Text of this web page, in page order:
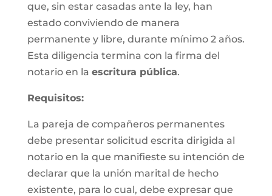
que, sin estar casadas ante la ley, han
estado conviviendo de manera
permanente y libre, durante mínimo 2 años.
Esta diligencia termina con la firma del
notario en la escritura pública.
Requisitos:
La pareja de compañeros permanentes
debe presentar solicitud escrita dirigida al
notario en la que manifieste su intención de
declarar que la unión marital de hecho
existente, para lo cual, debe expresar que